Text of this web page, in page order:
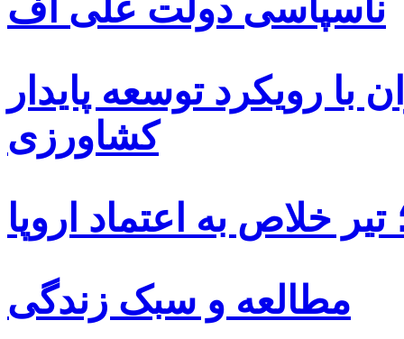
ناسپاسی دولت علی اف
با رویکرد توسعه پایدار
کشاورزی
خلاص به اعتماد اروپا
مطالعه و سبک زندگی